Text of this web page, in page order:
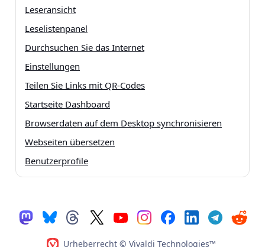
Leseransicht
Leselistenpanel
Durchsuchen Sie das Internet
Einstellungen
Teilen Sie Links mit QR-Codes
Startseite Dashboard
Browserdaten auf dem Desktop synchronisieren
Webseiten übersetzen
Benutzerprofile
Urheberrecht © Vivaldi Technologies™